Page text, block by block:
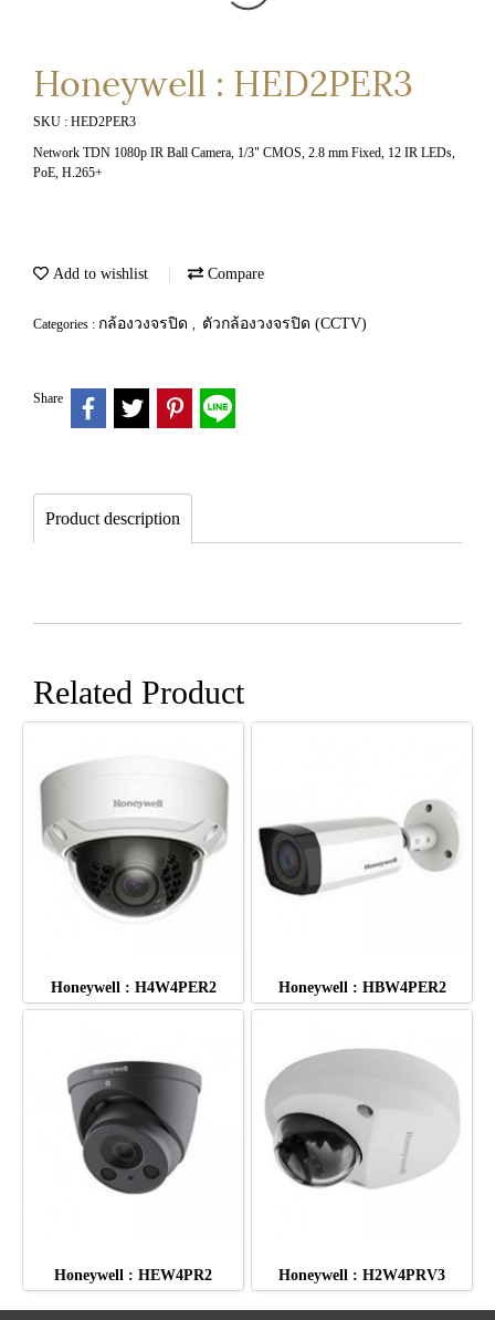
Honeywell : HED2PER3
SKU : HED2PER3
Network TDN 1080p IR Ball Camera, 1/3" CMOS, 2.8 mm Fixed, 12 IR LEDs,
PoE, H.265+
Add to wishlist Compare
Categories : กล้องวงจรปิด , ตัวกล้องวงจรปิด (CCTV)
Share
Product description
Related Product
Honeywell : H4W4PER2 Honeywell : HBW4PER2
Honeywell : HEW4PR2 Honeywell : H2W4PRV3